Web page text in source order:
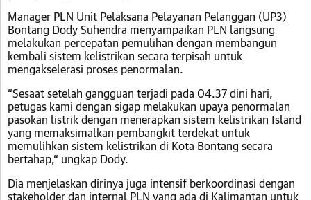
Manager PLN Unit Pelaksana Pelayanan Pelanggan (UP3)
Bontang Dody Suhendra menyampaikan PLN langsung
melakukan percepatan pemulihan dengan membangun
kembali sistem kelistrikan secara terpisah untuk
mengakselerasi proses penormalan.
“Sesaat setelah gangguan terjadi pada 04.37 dini hari,
petugas kami dengan sigap melakukan upaya penormalan
pasokan listrik dengan menerapkan sistem kelistrikan Island
yang memaksimalkan pembangkit terdekat untuk
memulihkan sistem kelistrikan di Kota Bontang secara
bertahap,“ ungkap Dody.
Dia menjelaskan dirinya juga intensif berkoordinasi dengan
stakeholder dan internal PLN yang ada di Kalimantan untuk